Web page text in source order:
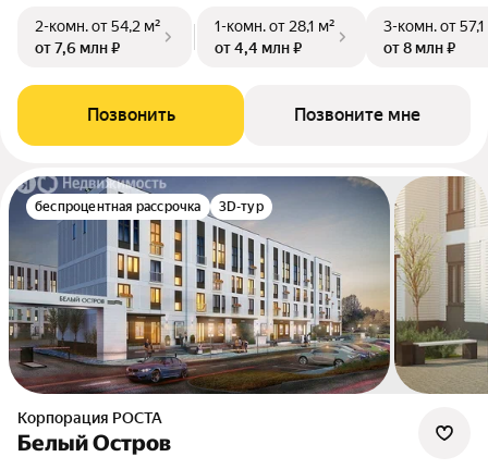
2-комн.от 54,2 м²
от 7,6 млн ₽
1-комн.от 28,1 м²
от 4,4 млн ₽
3-комн.от
от 8 млн ₽
Позвонить Позвоните мне
беспроцентная рассрочка 3D-тур
Корпорация РОСТА
Белый Остров